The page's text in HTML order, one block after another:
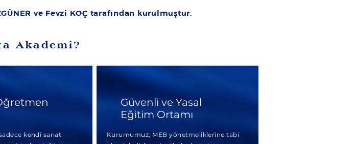
ve Fevzi KOÇ tarafından kurulmuştur.
Akademi?
kendi sanat
Güvenli ve Yasal
Eğitim Ortamı
Kurumumuz, MEB yönetmeliklerine tabi